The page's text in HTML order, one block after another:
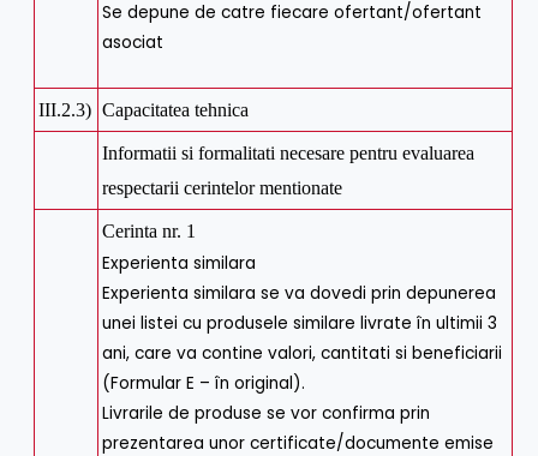
Se depune de catre fiecare ofertant/ofertant
asociat
III.2.3) Capacitatea tehnica
Informatii si formalitati necesare pentru evaluarea
respectarii cerintelor mentionate
Cerinta nr. 1
Experienta similara
Experienta similara se va dovedi prin depunerea
unei listei cu produsele similare livrate în ultimii 3
ani, care va contine valori, cantitati si beneficiarii
(Formular E – în original).
Livrarile de produse se vor confirma prin
prezentarea unor certificate/documente emise